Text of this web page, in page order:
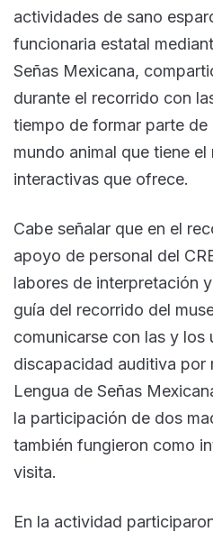
actividades de sano
funcionaria estatal
Señas Mexicana,
durante el recorrido con
tiempo de formar parte de
mundo animal que tiene
interactivas que ofrece.
Cabe señalar que en el
apoyo de personal del
labores de interpretación
guía del recorrido del
comunicarse con las y los
discapacidad auditiva por
Lengua de Señas
la participación de dos
también fungieron como
visita.
En la actividad